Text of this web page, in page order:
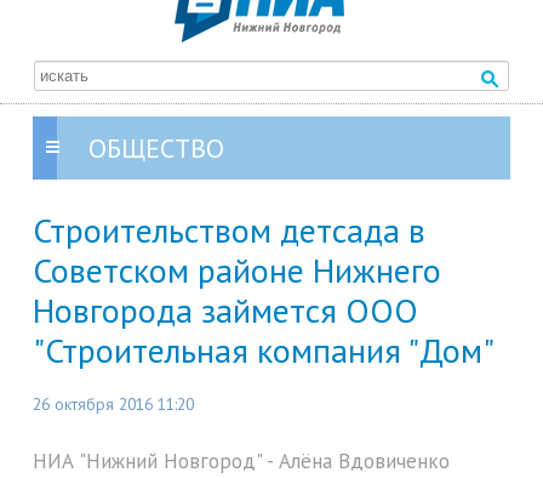
ОБЩЕСТВО
Строительством детсада в
Советском районе Нижнего
Новгорода займется ООО
"Строительная компания "Дом"
26 октября 2016 11:20
НИА "Нижний Новгород" - Алёна Вдовиченко